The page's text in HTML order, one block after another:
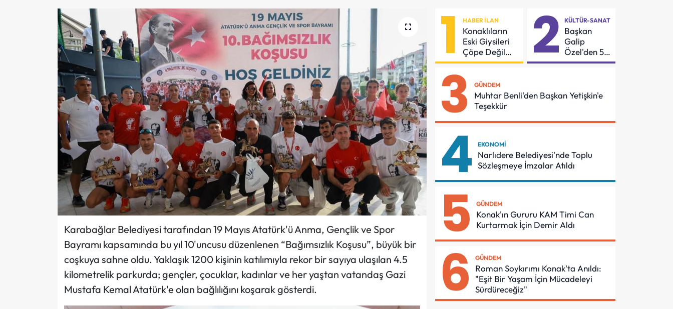
Karabağlar Belediyesi tarafından 19 Mayıs Atatürk'ü Anma, Gençlik ve Spor
Bayramı kapsamında bu yıl 10'uncusu düzenlenen “Bağımsızlık Koşusu”, büyük bir
coşkuya sahne oldu. Yaklaşık 1200 kişinin katılımıyla rekor bir sayıya ulaşılan 4.5
kilometrelik parkurda; gençler, çocuklar, kadınlar ve her yaştan vatandaş Gazi
Mustafa Kemal Atatürk'e olan bağlılığını koşarak gösterdi.
1 HABER İLAN
Konaklıların
Eski Giysileri
Çöpe Değil
Geri
Gidiyor
2 KÜLTÜR-SANAT
Başkan
Galip
Özel'den 55
Mahalleye
3 GÜNDEM
Muhtar Benli'den Başkan Yetişkin'e
Teşekkür
4 EKONOMI
Narlıdere Belediyesi'nde Toplu
Sözleşmeye İmzalar Atıldı
5 GÜNDEM
Konak'ın Gururu KAM Timi Can
Kurtarmak İçin Demir Aldı
6 GÜNDEM
Roman Soykırımı Konak'ta Anıldı:
"Eşit Bir Yaşam İçin Mücadeleyi
Sürdüreceğiz"